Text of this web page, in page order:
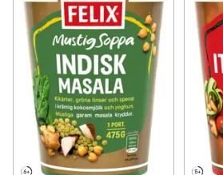
Mozzarella Soup är en modern
vegetarisk soppa gjord på
mozzarella, mättande kikärtor,
sötpotatis samt fräsch spenat.
mellanösternkryddan harissa.
vegetarisk och innehåller hela
baljväxter som både mättar bra
En färdigrätt perfekt som en lätt
snabb middag.